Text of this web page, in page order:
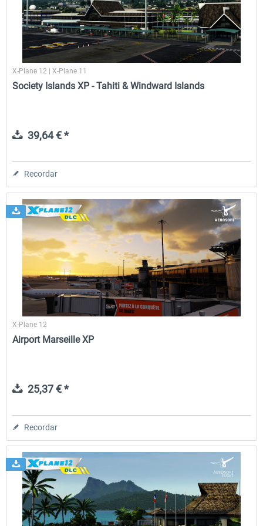
X-Plane 12 | X-Plane 11
Society Islands XP - Tahiti & Windward Islands
39,64 € *
Recordar
X-Plane 12
Airport Marseille XP
25,37 € *
Recordar